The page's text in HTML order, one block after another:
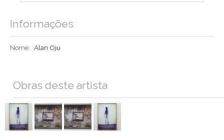
Informações
Nome: Alan Oju
Obras deste artista